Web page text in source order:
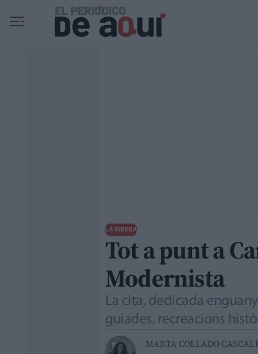
Ir al contenido principal
LA RIBERA
Tot a punt a
Modernista
La cita, dedicada
guiades, recreacions
MARTA COLLADO